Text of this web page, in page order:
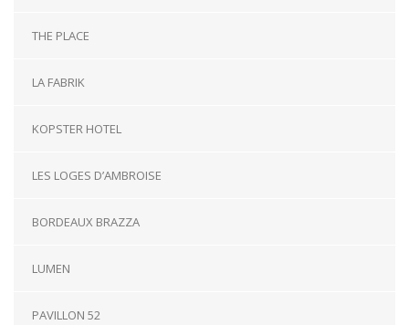
THE PLACE
LA FABRIK
KOPSTER HOTEL
LES LOGES D’AMBROISE
BORDEAUX BRAZZA
LUMEN
PAVILLON 52